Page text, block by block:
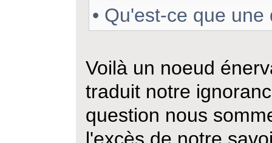
• Qu'est-ce que une
Voilà un noeud
traduit notre
question nous